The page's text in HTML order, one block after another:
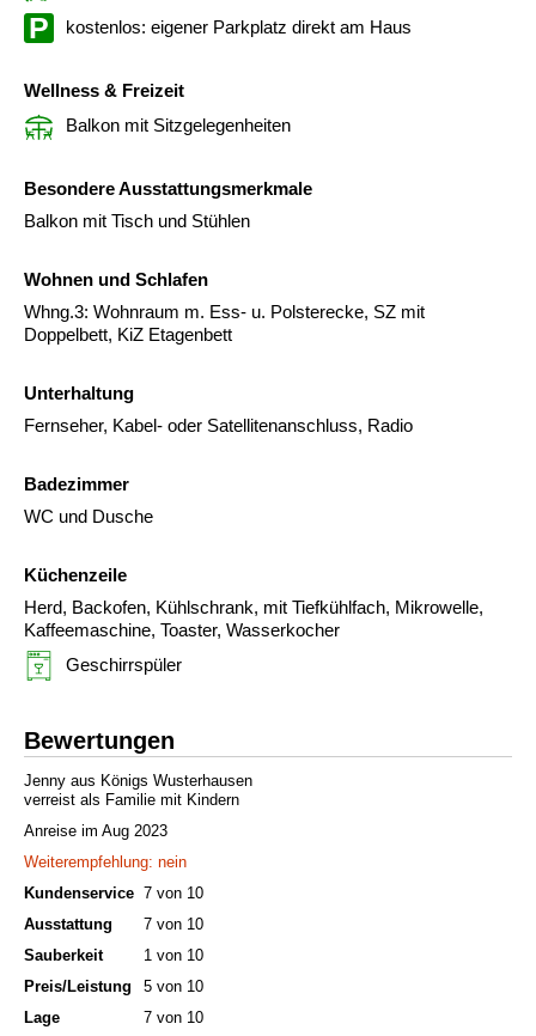
kostenlos: eigener Parkplatz direkt am Haus
Wellness & Freizeit
Balkon mit Sitzgelegenheiten
Besondere Ausstattungsmerkmale
Balkon mit Tisch und Stühlen
Wohnen und Schlafen
Whng.3: Wohnraum m. Ess- u. Polsterecke, SZ mit
Doppelbett, KiZ Etagenbett
Unterhaltung
Fernseher, Kabel- oder Satellitenanschluss, Radio
Badezimmer
WC und Dusche
Küchenzeile
Herd, Backofen, Kühlschrank, mit Tiefkühlfach, Mikrowelle,
Kaffeemaschine, Toaster, Wasserkocher
Geschirrspüler
Bewertungen
Jenny aus Königs Wusterhausen
verreist als Familie mit Kindern
Anreise im Aug 2023
Weiterempfehlung: nein
Kundenservice 7 von 10
Ausstattung
7 von 10
Sauberkeit
1 von 10
Preis/Leistung
5 von 10
Lage
7 von 10